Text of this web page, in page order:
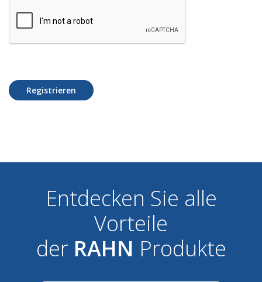
Registrieren
Entdecken Sie alle
Vorteile
der RAHN Produkte